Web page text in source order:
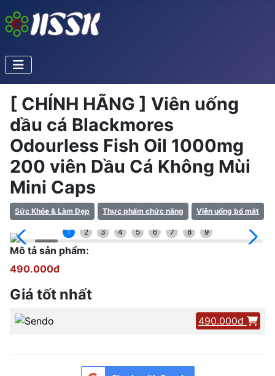
[ CHÍNH HÃNG ] Viên uống
dầu cá Blackmores
Odourless Fish Oil 1000mg
200 viên Dầu Cá Không Mùi
Mini Caps
Sức Khỏe & Làm Đẹp Thực phẩm chức năng Viên uống bổ mắt
1 2 3 4 5 6 7 8 9
Mô tả sản phẩm:
490.000đ
Giá tốt nhất
490.000đ